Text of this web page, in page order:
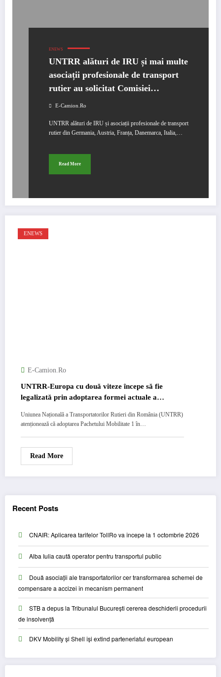
ENEWS
UNTRR alături de IRU și mai multe
asociații profesionale de transport
rutier au solicitat Comisiei
Europene să restabilească libera
E-Camion.ro
UNTRR alături de IRU și asociații profesionale de transport
rutier din Germania, Austria, Franța, Danemarca, Italia,…
Read More
ENEWS
E-Camion.ro
UNTRR-Europa cu două viteze începe să fie
legalizată prin adoptarea formei actuale a
Uniunea Națională a Transportatorilor Rutieri din România (UNTRR)
atenționează că adoptarea Pachetului Mobilitate 1 în…
Read More
Recent Posts
CNAIR: Aplicarea tarifelor TollRo va începe la 1 octombrie 2026
Alba Iulia caută operator pentru transportul public
Două asociații ale transportatorilor cer transformarea schemei de
compensare a accizei în mecanism permanent
STB a depus la Tribunalul București cererea deschiderii procedurii
de insolvență
DKV Mobility și Shell își extind parteneriatul european